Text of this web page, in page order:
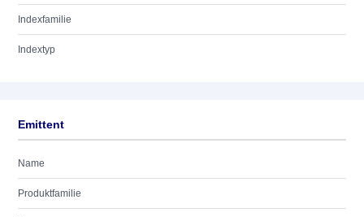
Indexfamilie
Indextyp
Emittent
Name
Produktfamilie